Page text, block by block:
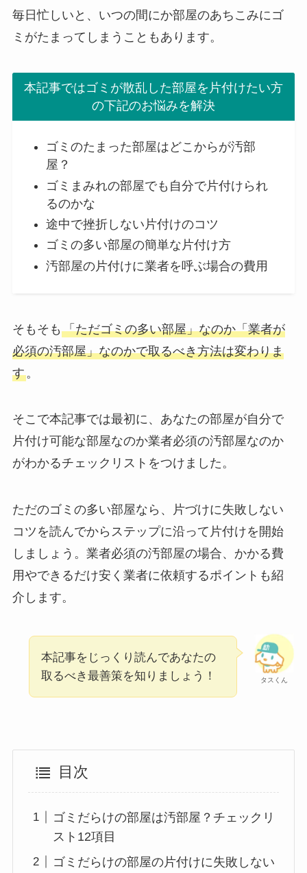
毎日忙しいと、いつの間にか部屋のあちこみにゴ
ミがたまってしまうこともあります。
本記事ではゴミが散乱した部屋を片付けたい方
の下記のお悩みを解決
ゴミのたまった部屋はどこからが汚部
屋？
ゴミまみれの部屋でも自分で片付けられ
るのかな
途中で挫折しない片付けのコツ
ゴミの多い部屋の簡単な片付け方
汚部屋の片付けに業者を呼ぶ場合の費用
そもそも 「ただゴミの多い部屋」なのか「業者が
必須の汚部屋」なのかで取るべき方法は変わりま
す。
そこで本記事では最初に、あなたの部屋が自分で
片付け可能な部屋なのか業者必須の汚部屋なのか
がわかるチェックリストをつけました。
ただのゴミの多い部屋なら、片づけに失敗しない
コツを読んでからステップに沿って片付けを開始
しましょう。業者必須の汚部屋の場合、かかる費
用やできるだけ安く業者に依頼するポイントも紹
介します。
タスくん
本記事をじっくり読んであなたの
取るべき最善策を知りましょう！
目次
ゴミだらけの部屋は汚部屋？チェックリ
スト12項目
ゴミだらけの部屋の片付けに失敗しない